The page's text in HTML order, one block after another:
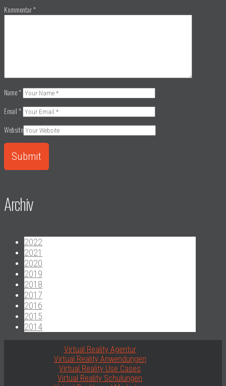
Kommentar*
Name*
Email*
Website
Archiv
2022
2021
2020
2019
2018
2017
2016
2015
2014
Virtual Reality Agentur
Virtual Reality Anwendungen
Virtual Reality Use Cases
Virtual Reality Schulungen